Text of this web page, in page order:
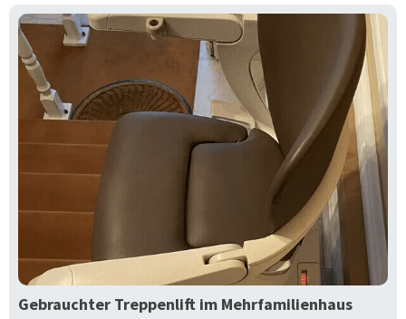
Gebrauchter Treppenlift im Mehrfamilienhaus